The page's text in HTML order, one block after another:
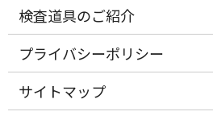
検査道具のご紹介
プライバシーポリシー
サイトマップ